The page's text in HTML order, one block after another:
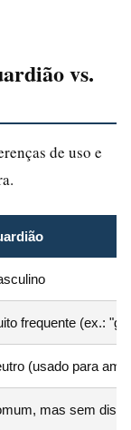
vs.
de uso e
frequente (ex.:
(usado para
mas sem